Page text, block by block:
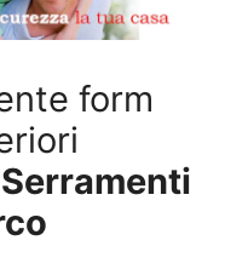
form
Serramenti